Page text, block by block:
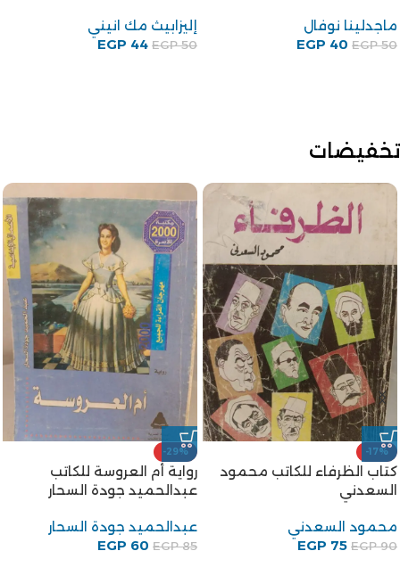
ماجدلينا نوفال
EGP50
EGP 40
إليزابيث مك انيني
EGP50
EGP 44
تخفيضات
-17%
كتاب الظرفاء للكاتب محمود
السعدني
محمود السعدني
EGP90
EGP 75
-29%
رواية أم العروسة للكاتب
عبدالحميد جودة السحار
عبدالحميد جودة السحار
EGP85
EGP 60